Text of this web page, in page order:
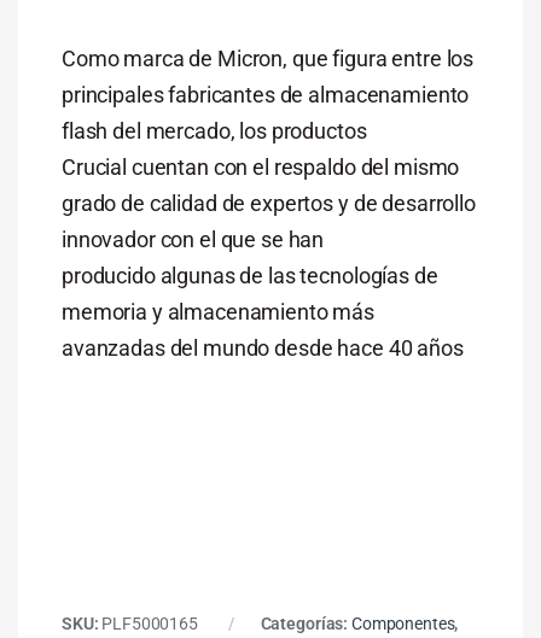
Como marca de Micron, que figura entre los
principales fabricantes de almacenamiento
flash del mercado, los productos
Crucial cuentan con el respaldo del mismo
grado de calidad de expertos y de desarrollo
innovador con el que se han
producido algunas de las tecnologías de
memoria y almacenamiento más
avanzadas del mundo desde hace 40 años
SKU: PLF5000165 Categorías: Componentes,